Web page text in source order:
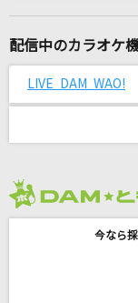
すきっ！～超
超ときめき宣伝部(とき
[生音]シュガー
UNISON SQUARE
配信中のカラオケ
LIVE DAM WAO!
今なら